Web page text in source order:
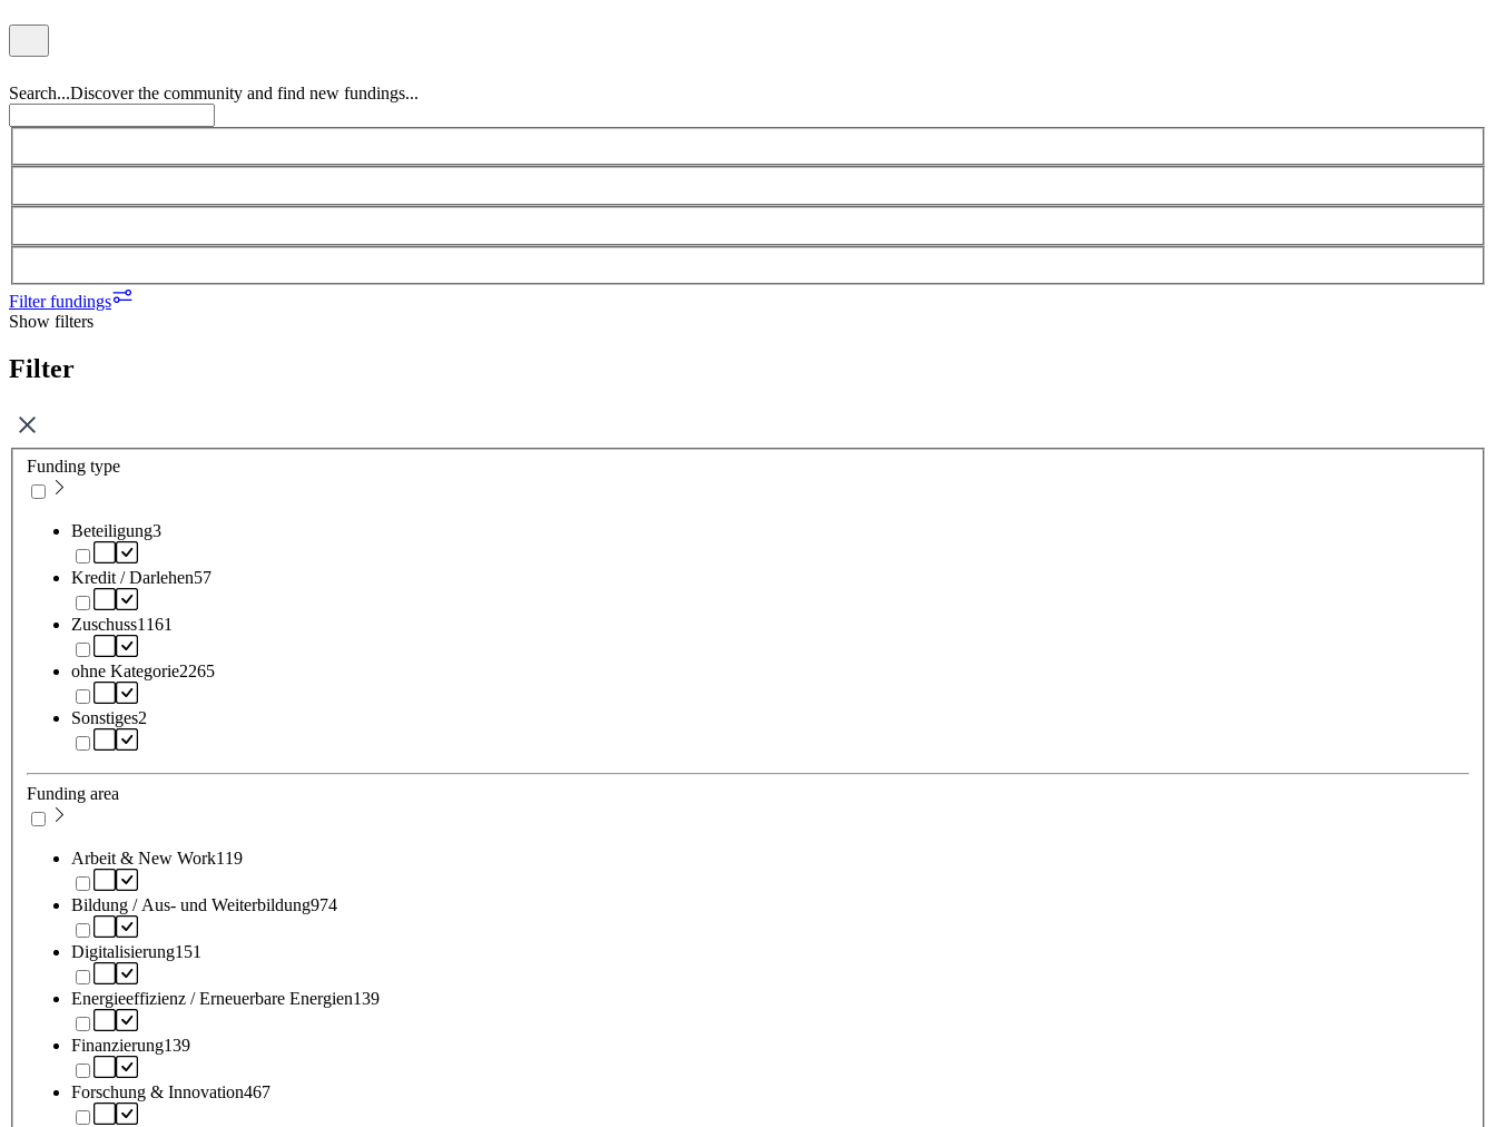
Search...Discover the community and find new fundings...
Filter fundings
Show filters
Filter
Funding type
Beteiligung3
Kredit / Darlehen57
Zuschuss1161
ohne Kategorie2265
Sonstiges2
Funding area
Arbeit & New Work119
Bildung / Aus- und Weiterbildung974
Digitalisierung151
Energieeffizienz / Erneuerbare Energien139
Finanzierung139
Forschung & Innovation467